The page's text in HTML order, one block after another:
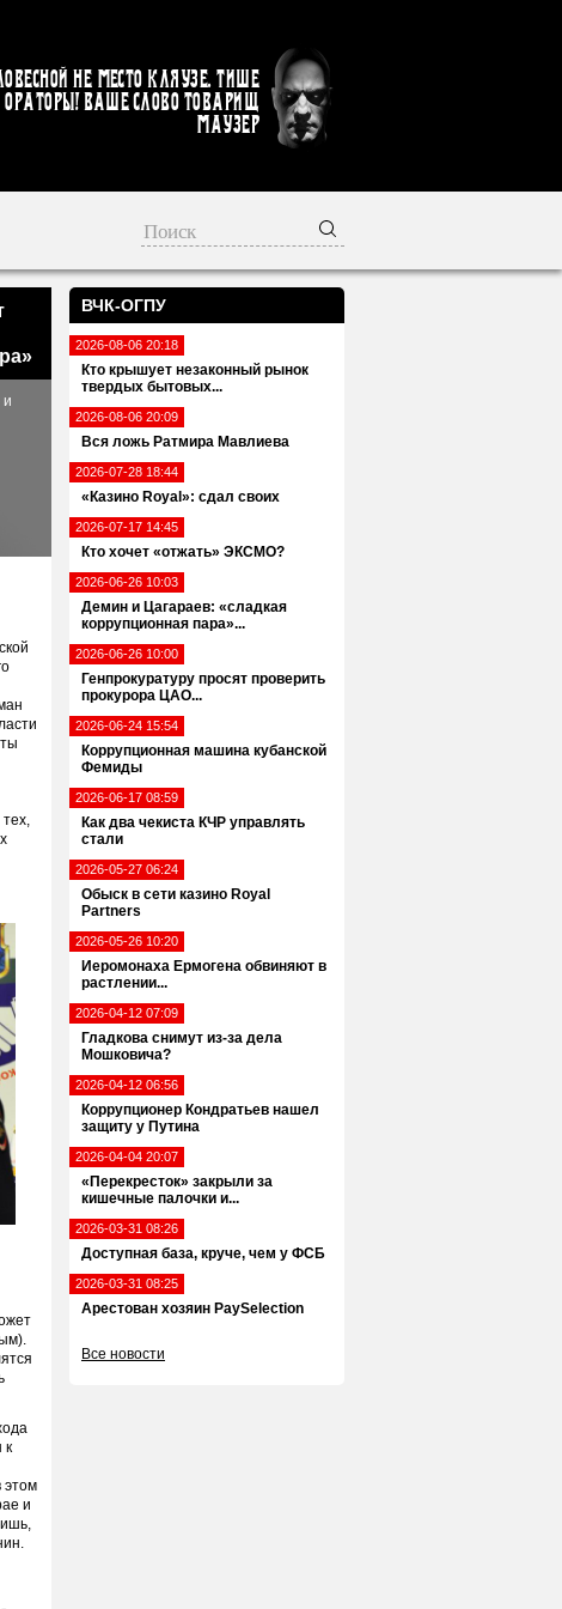
не место кляузе. Тише
ораторы! Ваше слово товарищ
Маузер
ВЧК-ОГПУ
2026-08-06 20:18
Кто крышует незаконный рынок
твердых бытовых...
2026-08-06 20:09
Вся ложь Ратмира Мавлиева
2026-07-28 18:44
«Казино Royal»: сдал своих
2026-07-17 14:45
Кто хочет «отжать» ЭКСМО?
2026-06-26 10:03
Демин и Цагараев: «сладкая
коррупционная пара»...
2026-06-26 10:00
Генпрокуратуру просят проверить
прокурора ЦАО...
2026-06-24 15:54
Коррупционная машина кубанской
Фемиды
2026-06-17 08:59
Как два чекиста КЧР управлять
стали
2026-05-27 06:24
Обыск в сети казино Royal
Partners
2026-05-26 10:20
Иеромонаха Ермогена обвиняют в
растлении...
2026-04-12 07:09
Гладкова снимут из-за дела
Мошковича?
2026-04-12 06:56
Коррупционер Кондратьев нашел
защиту у Путина
2026-04-04 20:07
«Перекресток» закрыли за
кишечные палочки и...
2026-03-31 08:26
Доступная база, круче, чем у ФСБ
2026-03-31 08:25
Арестован хозяин PaySelection
Все новости
и
к
этом
и